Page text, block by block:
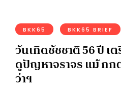
BKK65 BKK65 BRIEF
วันเกิดชัชชาติ 56 ปี เ
ดูปัญหาจราจร แม้ ก
ว่าฯ